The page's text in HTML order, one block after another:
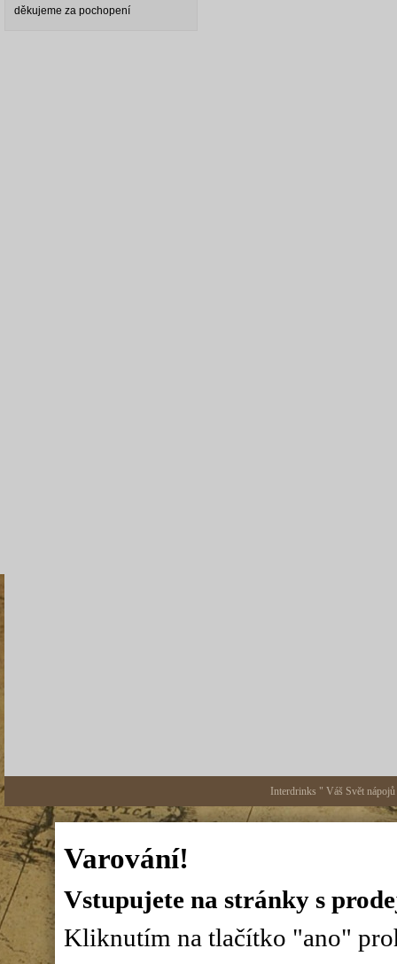
děkujeme za pochopení
Interdrinks " Váš Svět
Varování!
Vstupujete na stránky s
Kliknutím na tlačítko "ano"